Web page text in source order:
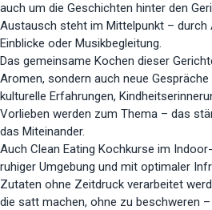
auch um die Geschichten hinter den
Austausch steht im Mittelpunkt – durch
Einblicke oder Musikbegleitung.
Das gemeinsame Kochen dieser
Aromen, sondern auch neue
kulturelle Erfahrungen,
Vorlieben werden zum Thema – das
das Miteinander.
Auch Clean Eating Kochkurse im
ruhiger Umgebung und mit optimaler
Zutaten ohne Zeitdruck verarbeitet
die satt machen, ohne zu beschweren